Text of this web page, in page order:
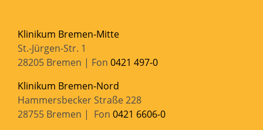
Klinikum Bremen-Mitte
St.-Jürgen-Str. 1
28205 Bremen | Fon 0421 497-0
Klinikum Bremen-Nord
Hammersbecker Straße 228
28755 Bremen | Fon 0421 6606-0